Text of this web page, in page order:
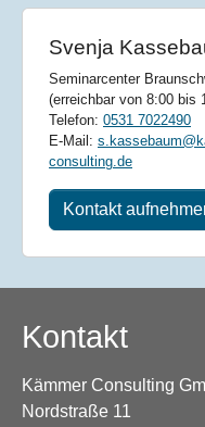
Svenja
Seminarcenter
(erreichbar von 8:00 bis
Telefon: 0531 7022490
E-Mail:
consulting.de
Kontakt
Kontakt
Kämmer Consulting
Nordstraße 11